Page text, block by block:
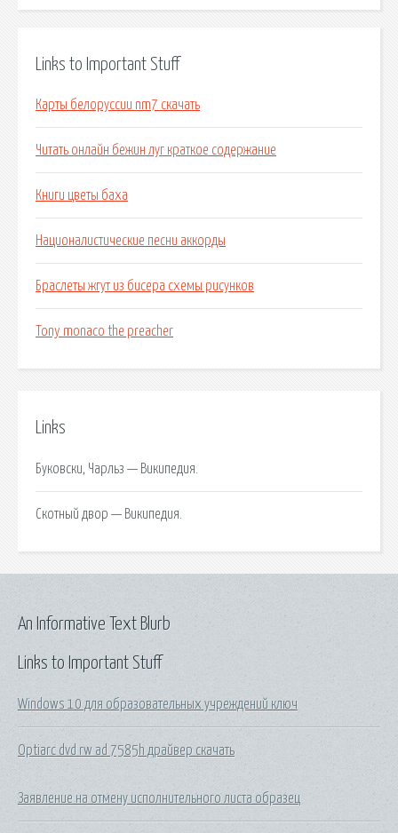
Links to Important Stuff
Карты белоруссии nm7 скачать
Читать онлайн бежин луг краткое содержание
Книги цветы баха
Националистические песни аккорды
Браслеты жгут из бисера схемы рисунков
Tony monaco the preacher
Links
Буковски, Чарльз — Википедия.
Скотный двор — Википедия.
Links to Important Stuff
Windows 10 для образовательных учреждений ключ
Optiarc dvd rw ad 7585h драйвер скачать
Заявление на отмену исполнительного листа образец
An Informative Text Blurb